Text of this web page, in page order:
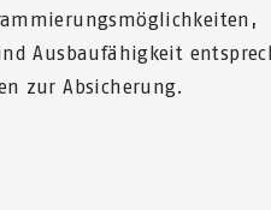
Ausbaufähigkeit
zur Absicherung.